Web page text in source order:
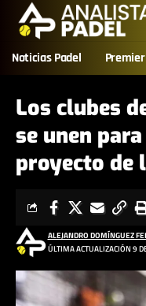
Noticias Padel
Los clubes
se unen
proyecto de
ÚLTIMA ACTUALIZACIÓN 9
ALEJANDRO DOMÍNGUEZ